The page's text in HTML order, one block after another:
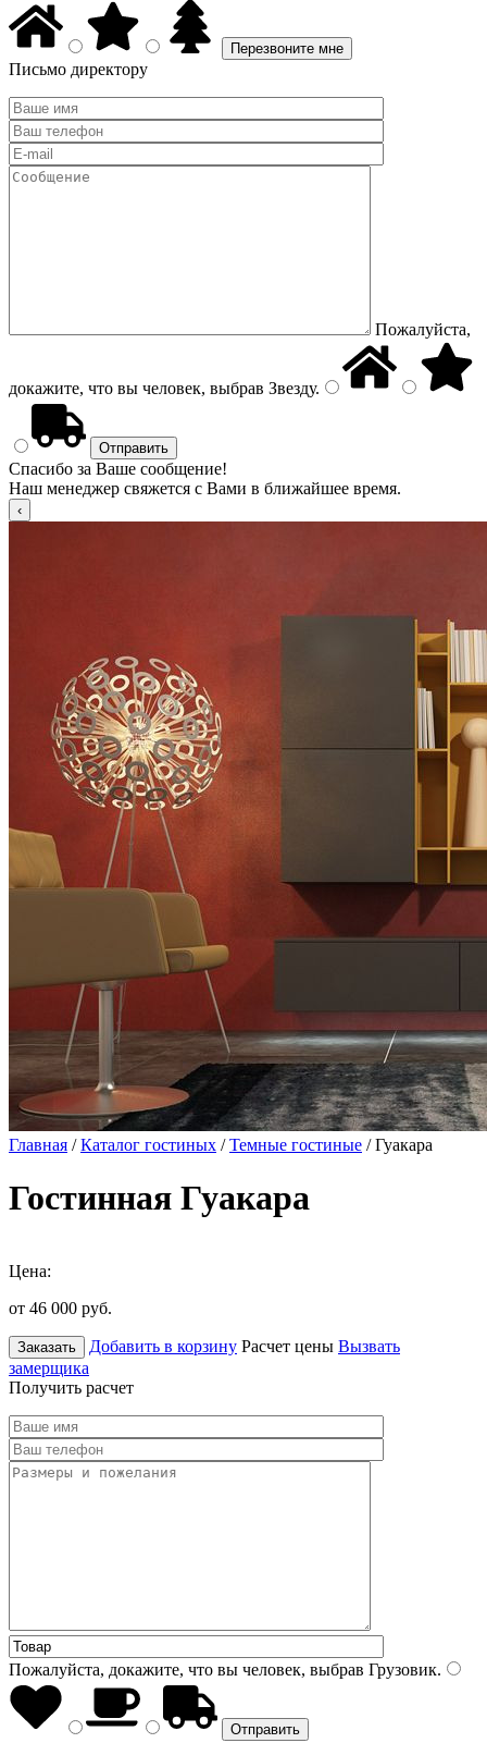
Письмо директору
Пожалуйста,
докажите, что вы человек, выбрав Звезду.
Спасибо за Ваше сообщение!
Наш менеджер свяжется с Вами в ближайшее время.
Главная /Каталог гостиных /Темные гостиные / Гуакара
Гостинная Гуакара
Цена:
от 46 000 руб.
Заказать Добавить в корзину Расчет цены Вызвать
замерщика
Получить расчет
Пожалуйста, докажите, что вы человек, выбрав Грузовик.